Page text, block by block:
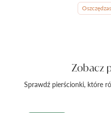
Zobacz
Sprawdź pierścionki, które